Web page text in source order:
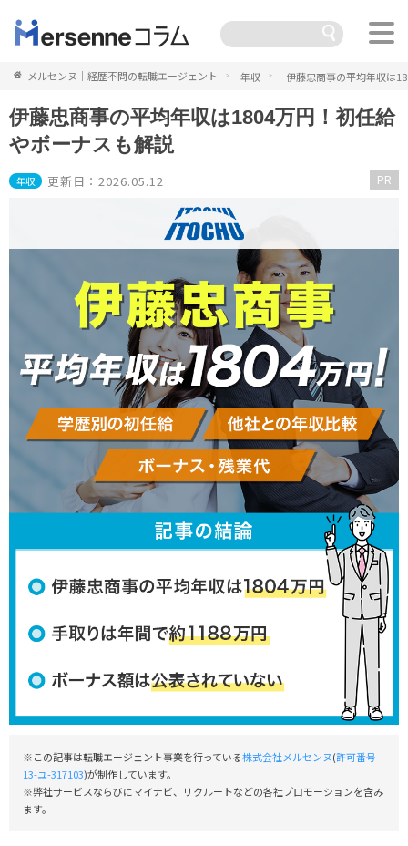
メルセンヌ｜経歴不問の転職エージェント 年収 伊藤忠商事の平均年収は
伊藤忠商事の平均年収は1804万円！初任給
やボーナスも解説
年収 更新日：2026.05.12 PR
※この記事は転職エージェント事業を行っている株式会社メルセンヌ(許可番号
13-ユ-317103)が制作しています。
※弊社サービスならびにマイナビ、リクルートなどの各社プロモーションを含み
ます。